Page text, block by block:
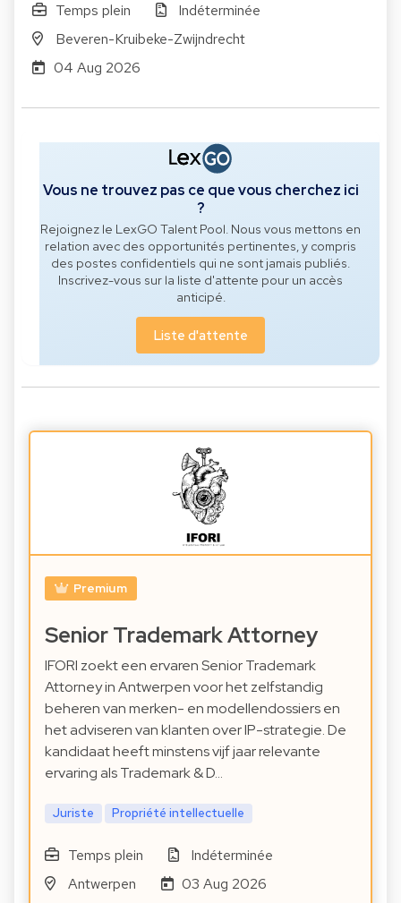
Temps plein
Indéterminée
Beveren-Kruibeke-Zwijndrecht
04 Aug 2026
Vous ne trouvez pas ce que vous cherchez ici
?
Rejoignez le LexGO Talent Pool. Nous vous mettons en
relation avec des opportunités pertinentes, y compris
des postes confidentiels qui ne sont jamais publiés.
Inscrivez-vous sur la liste d'attente pour un accès
anticipé.
Liste d'attente
Premium
Senior Trademark Attorney
IFORI zoekt een ervaren Senior Trademark
Attorney in Antwerpen voor het zelfstandig
beheren van merken- en modellendossiers en
het adviseren van klanten over IP-strategie. De
kandidaat heeft minstens vijf jaar relevante
ervaring als Trademark & D…
Juriste Propriété intellectuelle
Temps plein
Indéterminée
Antwerpen
03 Aug 2026